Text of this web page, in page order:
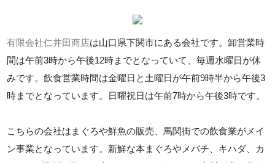
有限会社仁井田商店は山口県下関市にある会社です。卸営業時
間は午前3時から午後12時までとなっていて、毎週水曜日が休
みです。飲食営業時間は金曜日と土曜日が午前9時半から午後3
時までとなっています。日曜祝日は午前7時から午後3時です。
こちらの会社はまぐろや鮮魚の販売、馬関街での飲食業がメイ
ン事業となっています。新鮮な本まぐろやメバチ、キハダ、カ